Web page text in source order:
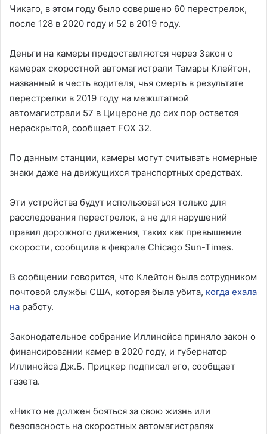
Чикаго, в этом году было совершено 60 перестрелок,
после 128 в 2020 году и 52 в 2019 году.
Деньги на камеры предоставляются через Закон о
камерах скоростной автомагистрали Тамары Клейтон,
названный в честь водителя, чья смерть в результате
перестрелки в 2019 году на межштатной
автомагистрали 57 в Цицероне до сих пор остается
нераскрытой, сообщает FOX 32.
По данным станции, камеры могут считывать номерные
знаки даже на движущихся транспортных средствах.
Эти устройства будут использоваться только для
расследования перестрелок, а не для нарушений
правил дорожного движения, таких как превышение
скорости, сообщила в феврале Chicago Sun-Times.
В сообщении говорится, что Клейтон была сотрудником
почтовой службы США, которая была убита, когда ехала
на работу.
Законодательное собрание Иллинойса приняло закон о
финансировании камер в 2020 году, и губернатор
Иллинойса Дж.Б. Прицкер подписал его, сообщает
газета.
«Никто не должен бояться за свою жизнь или
безопасность на скоростных автомагистралях